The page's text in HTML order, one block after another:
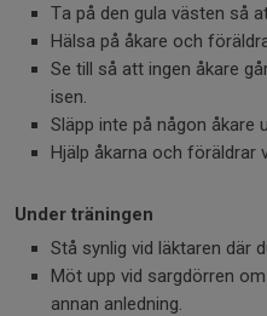
Ta på den gula västen så
Hälsa på åkare och
Se till så att ingen åkare
isen.
Släpp inte på någon åkare
Hjälp åkarna och föräldrar
Under träningen
Stå synlig vid läktaren där
Möt upp vid sargdörren
annan anledning.